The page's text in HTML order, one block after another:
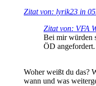
Zitat von: lyrik23 in
Zitat von: VFA
Bei mir würden
ÖD angefordert.
Woher weißt du das?
wann und was